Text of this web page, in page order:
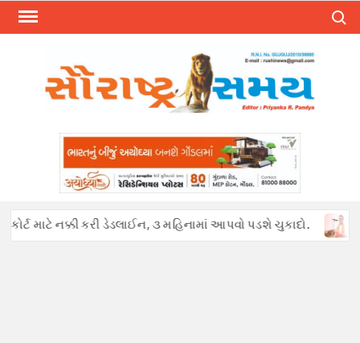
Skip
નક્કી કરી ડેડલાઈન, ૩ મહિનામાં આપવો પડશે ચુકાદો.